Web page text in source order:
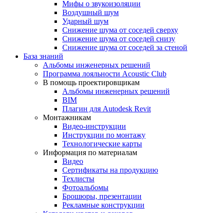
Мифы о звукоизоляции
Воздушный шум
Ударный шум
Снижение шума от соседей сверху
Снижение шума от соседей снизу
Снижение шума от соседей за стеной
База знаний
Альбомы инженерных решений
Программа лояльности Acoustic Club
В помощь проектировщикам
Альбомы инженерных решений
BIM
Плагин для Autodesk Revit
Монтажникам
Видео-инструкции
Инструкции по монтажу
Технологические карты
Информация по материалам
Видео
Сертификаты на продукцию
Техлисты
Фотоальбомы
Брошюры, презентации
Рекламные конструкции